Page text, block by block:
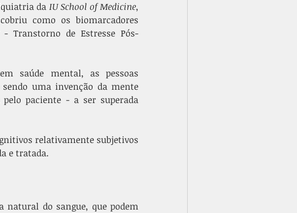
da IU School of Medicine,
como os biomarcadores
Transtorno de Estresse Pós-
saúde mental, as pessoas
uma invenção da mente
paciente - a ser superada
relativamente subjetivos
e tratada.
natural do sangue, que podem